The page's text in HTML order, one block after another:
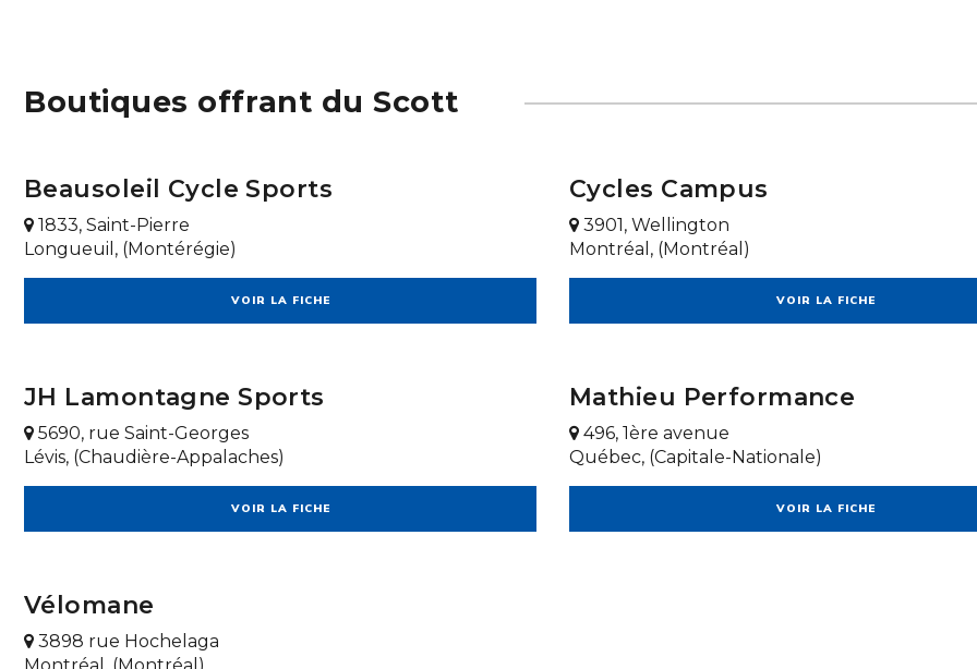
Boutiques offrant du Scott
Beausoleil Cycle Sports
1833, Saint-Pierre
Longueuil, (Montérégie)
VOIR LA FICHE
Cycles Campus
3901, Wellington
Montréal, (Montréal)
VOIR LA FICHE
JH Lamontagne Sports
5690, rue Saint-Georges
Lévis, (Chaudière-Appalaches)
VOIR LA FICHE
Mathieu Performance
496, 1ère avenue
Québec, (Capitale-Nationale)
VOIR LA FICHE
Vélomane
3898 rue Hochelaga